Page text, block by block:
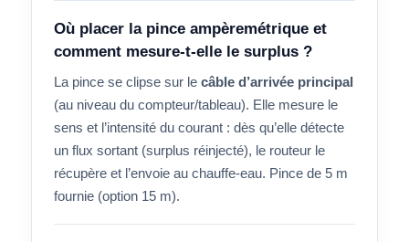
Où placer la pince ampèremétrique et
comment mesure-t-elle le surplus ?
La pince se clipse sur lecâble d’arrivée principal
(au niveau du compteur/tableau). Elle mesure le
sens et l’intensité du courant : dès qu’elle détecte
un flux sortant (surplus réinjecté), le routeur le
récupère et l’envoie au chauffe-eau. Pince de 5 m
fournie (option 15 m).